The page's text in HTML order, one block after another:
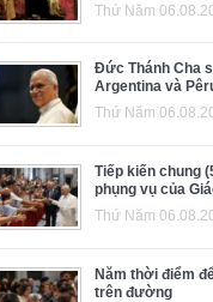
Thứ Năm
Đức Thánh Cha
Argentina và
Thứ Năm
Tiếp kiến chung
phụng vụ của
Thứ Năm
Năm thời điểm
trên đường